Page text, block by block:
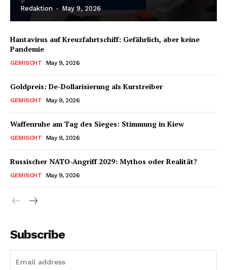
Redaktion - May 9, 2026
Hantavirus auf Kreuzfahrtschiff: Gefährlich, aber keine
Pandemie
GEMISCHT May 9, 2026
Goldpreis: De-Dollarisierung als Kurstreiber
GEMISCHT May 9, 2026
Waffenruhe am Tag des Sieges: Stimmung in Kiew
GEMISCHT May 9, 2026
Russischer NATO-Angriff 2029: Mythos oder Realität?
GEMISCHT May 9, 2026
Subscribe